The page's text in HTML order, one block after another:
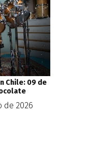
Chile: 09 de
de 2026